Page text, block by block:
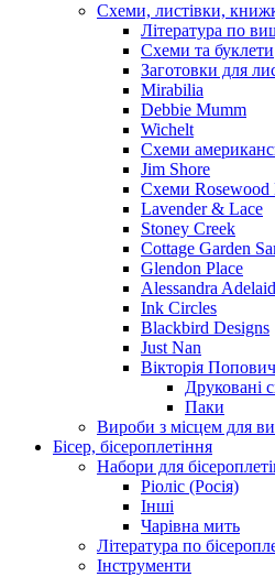
Схеми, листівки,
Література по
Схеми та буклети
Заготовки для
Mirabilia
Debbie Mumm
Wichelt
Схеми
Jim Shore
Cхеми Rosewood
Lavender & Lace
Stoney Creek
Cottage Garden
Glendon Place
Alessandra
Ink Circles
Blackbird Designs
Just Nan
Вікторія Попович
Друковані
Паки
Вироби з місцем для
Бісер, бісероплетіння
Набори для
Ріоліс (Росія)
Інші
Чарівна мить
Література по
Інструменти